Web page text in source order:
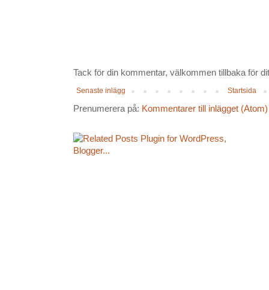
Tack för din kommentar, välkommen tillbaka för
Senaste inlägg Startsida
Prenumerera på: Kommentarer till inlägget (Atom)